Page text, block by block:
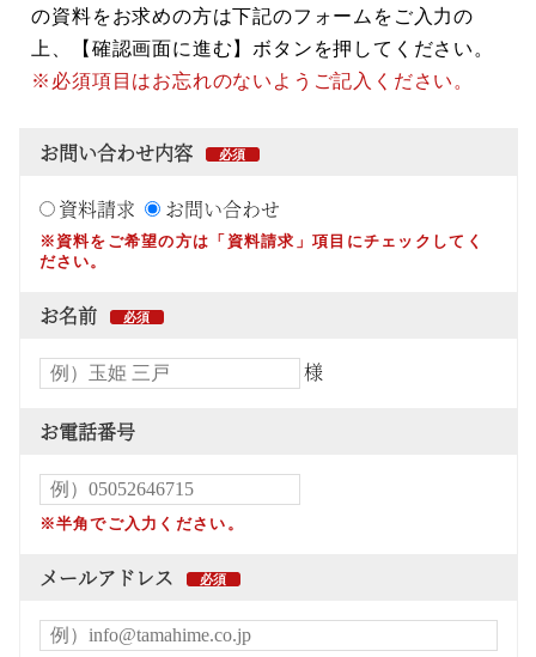
の資料をお求めの方は下記のフォームをご入力の
上、【確認画面に進む】ボタンを押してください。
※必須項目はお忘れのないようご記入ください。
お問い合わせ内容
資料請求 お問い合わせ
※資料をご希望の方は「資料請求」項目にチェックしてく
ださい。
お名前
様
お電話番号
※半角でご入力ください。
メールアドレス